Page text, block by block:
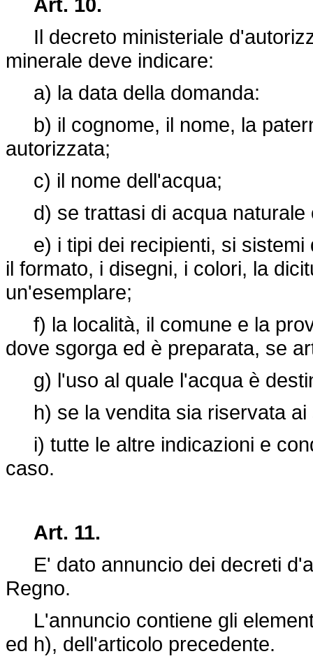
Il decreto ministeriale
minerale deve indicare:
a) la data della domanda:
b) il cognome, il nome, la
autorizzata;
c) il nome dell'acqua;
d) se trattasi di acqua naturale
e) i tipi dei recipienti, si sistemi
il formato, i disegni, i colori, la
un'esemplare;
f) la località, il comune e la
dove sgorga ed è preparata, se
g) l'uso al quale l'acqua è
h) se la vendita sia riservata ai
i) tutte le altre indicazioni e
caso.
Art. 11.
E' dato annuncio dei decreti
Regno.
L'annuncio contiene gli
ed h), dell'articolo precedente.